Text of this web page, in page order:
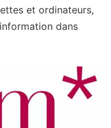
et ordinateurs,
dans